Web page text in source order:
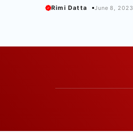
Rimi Datta June 8, 2023